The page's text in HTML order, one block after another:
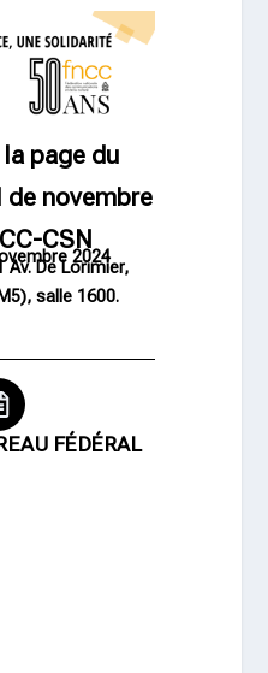
page du
de novembre
CSN
2024
Av. De Lorimier,
salle 1600.
FÉDÉRAL